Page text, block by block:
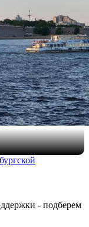
- подберем